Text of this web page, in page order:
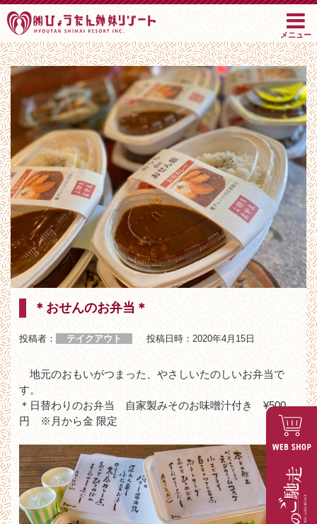
Skip
to
content
メニュー
＊おせんのお弁当＊
投稿者： テイクアウト 投稿日時： 2020年4月15日
地元のおもいがつまった、やさしいたのしいお弁当で
す。
＊日替わりのお弁当 自家製みそのお味噌汁付き ¥500
円 ※月から金 限定